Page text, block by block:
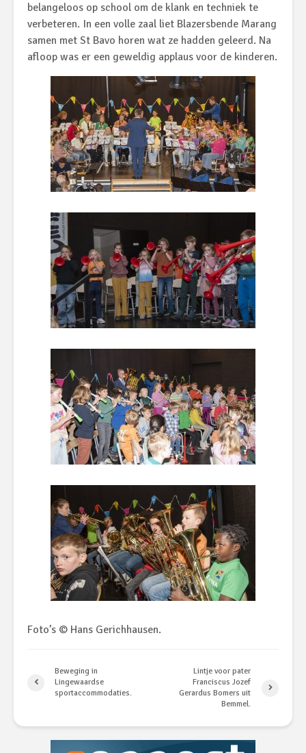
belangeloos op school om de klank en techniek te
verbeteren. In een volle zaal liet Blazersbende Marang
samen met St Bavo horen wat ze hadden geleerd. Na
afloop was er een geweldig applaus voor de kinderen.
Foto’s © Hans Gerichhausen.
Beweging in
Lingewaardse
sportaccommodaties.
Lintje voor pater
Franciscus Jozef
Gerardus Bomers uit
Bemmel.